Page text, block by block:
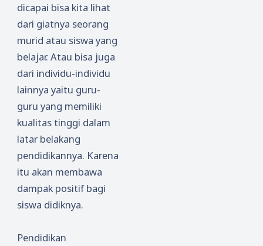
dicapai bisa kita lihat
dari giatnya seorang
murid atau siswa yang
belajar. Atau bisa juga
dari individu-individu
lainnya yaitu guru-
guru yang memiliki
kualitas tinggi dalam
latar belakang
pendidikannya. Karena
itu akan membawa
dampak positif bagi
siswa didiknya.
Pendidikan